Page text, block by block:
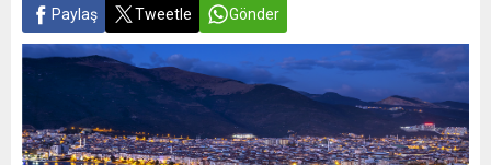
Paylaş Tweetle Gönder